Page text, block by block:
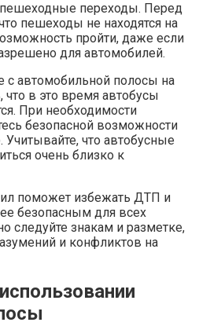
переходы. Перед
пешеходы не находятся на
пройти, даже если
для автомобилей.
с автомобильной полосы на
что в это время автобусы
При необходимости
безопасной возможности
что автобусные
очень близко к
поможет избежать ДТП и
безопасным для всех
следуйте знакам и разметке,
и конфликтов на